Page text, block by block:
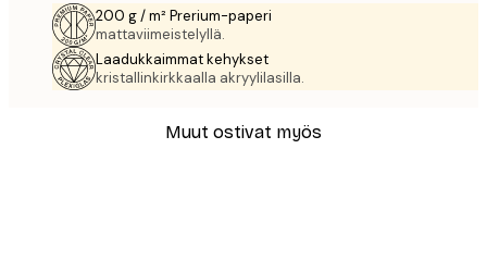
200 g / m² Prerium-paperi
mattaviimeistelyllä.
Laadukkaimmat kehykset
kristallinkirkkaalla akryylilasilla.
Muut ostivat myös